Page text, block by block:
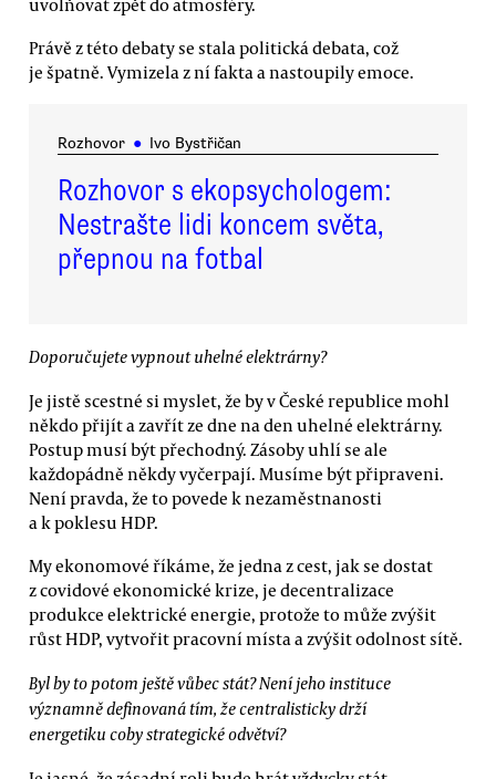
uvolňovat zpět do atmosféry.
Právě z této debaty se stala politická debata, což
je špatně. Vymizela z ní fakta a nastoupily emoce.
Rozhovor ● Ivo Bystřičan
Rozhovor s ekopsychologem:
Nestrašte lidi koncem světa,
přepnou na fotbal
Doporučujete vypnout uhelné elektrárny?
Je jistě scestné si myslet, že by v České republice mohl
někdo přijít a zavřít ze dne na den uhelné elektrárny.
Postup musí být přechodný. Zásoby uhlí se ale
každopádně někdy vyčerpají. Musíme být připraveni.
Není pravda, že to povede k nezaměstnanosti
a k poklesu HDP.
My ekonomové říkáme, že jedna z cest, jak se dostat
z covidové ekonomické krize, je decentralizace
produkce elektrické energie, protože to může zvýšit
růst HDP, vytvořit pracovní místa a zvýšit odolnost sítě.
Byl by to potom ještě vůbec stát? Není jeho instituce
významně definovaná tím, že centralisticky drží
energetiku coby strategické odvětví?